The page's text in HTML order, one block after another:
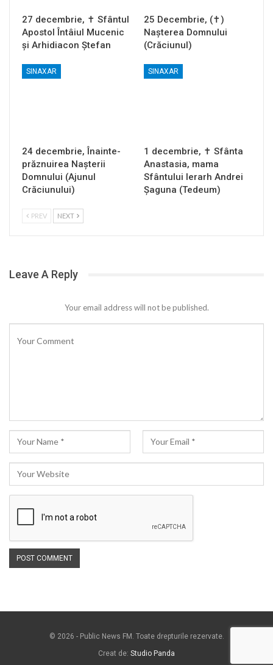
27 decembrie, ✝ Sfântul
Apostol Întâiul Mucenic
și Arhidiacon Ștefan
25 Decembrie, (✝)
Nașterea Domnului
(Crăciunul)
SINAXAR
24 decembrie, Înainte-
prăznuirea Naşterii
Domnului (Ajunul
Crăciunului)
SINAXAR
1 decembrie, ✝ Sfânta
Anastasia, mama
Sfântului Ierarh Andrei
Șaguna (Tedeum)
PREV NEXT
Leave A Reply
Your email address will not be published.
© 2026 - Public News FM. Toate drepturile rezervate.
Creat de: Studio Panda